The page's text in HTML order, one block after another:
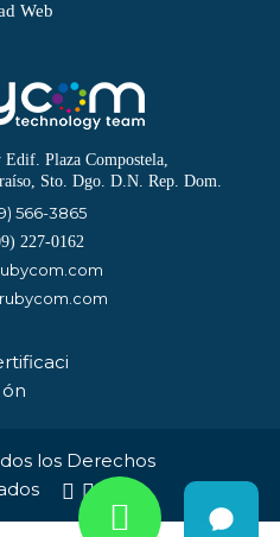
Web
Plaza Compostela,
Sto. Dgo. D.N. Rep. Dom.
566-3865
227-0162
los Derechos